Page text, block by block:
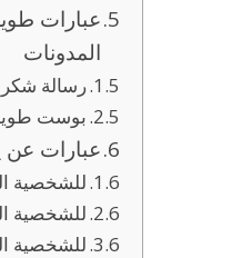
عبارات
المدونات
رسالة
بوست
عبارات عن
للشخصية
للشخصية
للشخصية